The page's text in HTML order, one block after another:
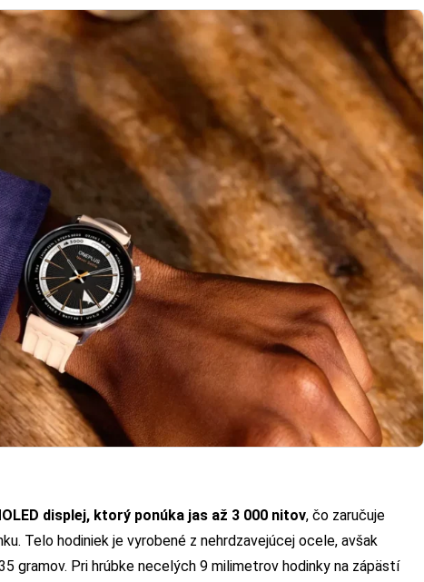
displej, ktorý ponúka jas až 3 000 nitov, čo zaručuje
Telo hodiniek je vyrobené z nehrdzavejúcej ocele, avšak
gramov. Pri hrúbke necelých 9 milimetrov hodinky na zápästí